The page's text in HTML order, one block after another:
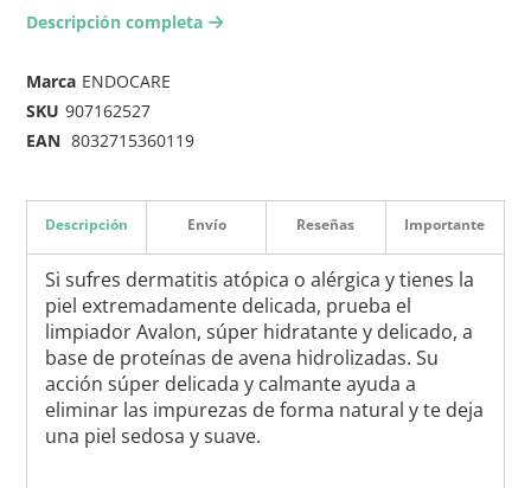
Descripción completa arrow-right2
Marca ENDOCARE
SKU 907162527
EAN 8032715360119
Descripción
Si sufres dermatitis atópica o alérgica y tienes la
piel extremadamente delicada, prueba el
limpiador Avalon, súper hidratante y delicado, a
base de proteínas de avena hidrolizadas. Su
acción súper delicada y calmante ayuda a
eliminar las impurezas de forma natural y te deja
una piel sedosa y suave.
Envío Reseñas Importante